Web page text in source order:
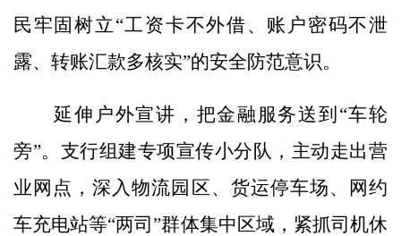
民牢固树立“工资卡不外借、账户密码不泄
露、转账汇款多核实”的安全防范意识。
延伸户外宣讲，把金融服务送到“车轮
旁”。支行组建专项宣传小分队，主动走出营
业网点，深入物流园区、货运停车场、网约
车充电站等“两司”群体集中区域，紧抓司机休